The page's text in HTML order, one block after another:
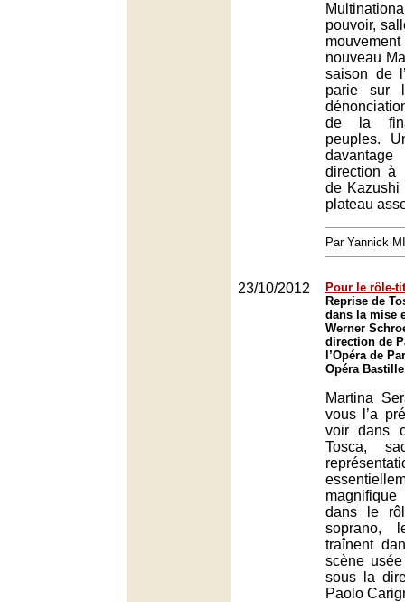
pouvoir,
nouveau
saison de
parie sur
de la
peuples.
direction à
de Kazushi
plateau
Par Yannick
23/10/2012
Pour le rôle-
Reprise de
dans la mise
Werner
direction de
l’Opéra de
Opéra
Martina
vous l’a
voir dans
Tosca,
dans le
soprano,
traînent
scène
sous la
Paolo